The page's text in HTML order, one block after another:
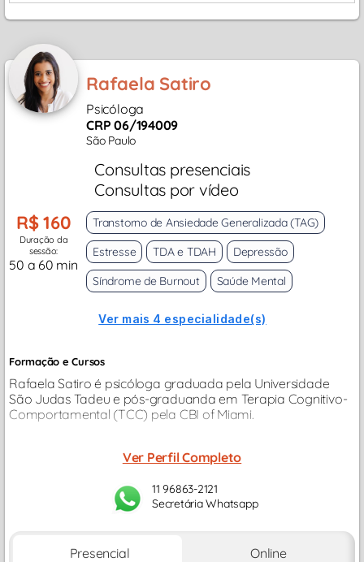
Rafaela Satiro
Psicóloga
CRP 06/194009
São Paulo
Consultas presenciais
Consultas por vídeo
R$ 160
Duração da
sessão:
50 a 60 min
Transtorno de Ansiedade Generalizada (TAG)
Estresse
TDA e TDAH
Depressão
Síndrome de Burnout
Saúde Mental
Ver mais 4 especialidade(s)
Formação e Cursos
Rafaela Satiro é psicóloga graduada pela Universidade
São Judas Tadeu e pós-graduanda em Terapia Cognitivo-
Comportamental (TCC) pela CBI of Miami.
Ver Perfil Completo
11 96863-2121
Secretária Whatsapp
Presencial Online